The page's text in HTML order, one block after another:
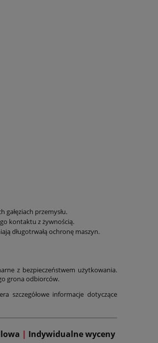
przemysłu.
kontaktu z żywnością.
długotrwałą ochronę maszyn.
z bezpieczeństwem użytkowania.
grona odbiorców.
szczegółowe informacje dotyczące
| Indywidualne wyceny